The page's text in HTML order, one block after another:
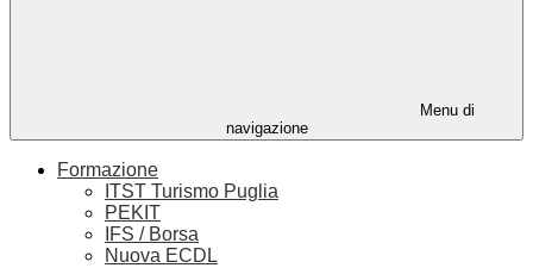
Menu di
navigazione
Formazione
ITST Turismo Puglia
PEKIT
IFS / Borsa
Nuova ECDL